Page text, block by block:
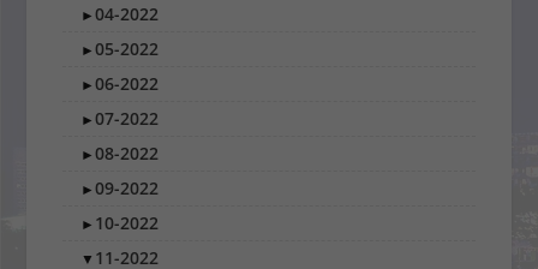
►04-2022
►05-2022
►06-2022
►07-2022
►08-2022
►09-2022
► 10-2022
▼ 11-2022